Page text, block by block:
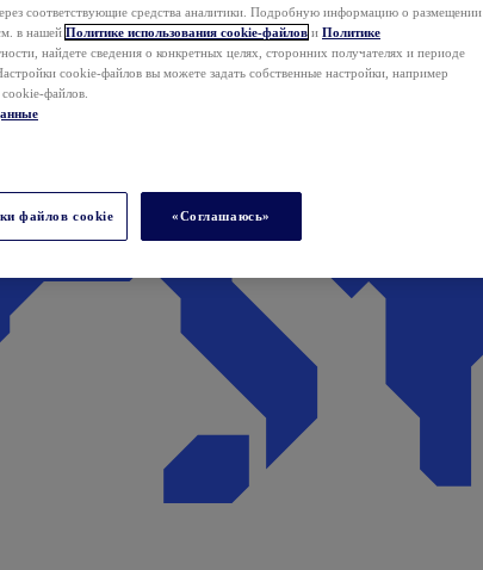
соответствующие средства аналитики. Подробную информацию о размещении
в нашей Политике использования cookie-файлов и Политике
найдете сведения о конкретных целях, сторонних получателях и периоде
cookie-файлов вы можете задать собственные настройки, например
файлов.
файлов cookie «Соглашаюсь»